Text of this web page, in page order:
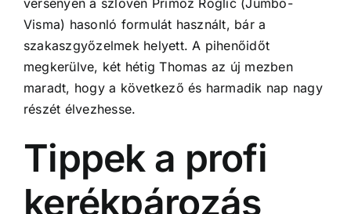
versenyen a szlovén Primož Roglič (Jumbo-
Visma) hasonló formulát használt, bár a
szakaszgyőzelmek helyett. A pihenőidőt
megkerülve, két hétig Thomas az új mezben
maradt, hogy a következő és harmadik nap nagy
részét élvezhesse.
Tippek a profi
kerékpározás